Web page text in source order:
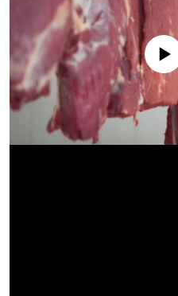
No media source